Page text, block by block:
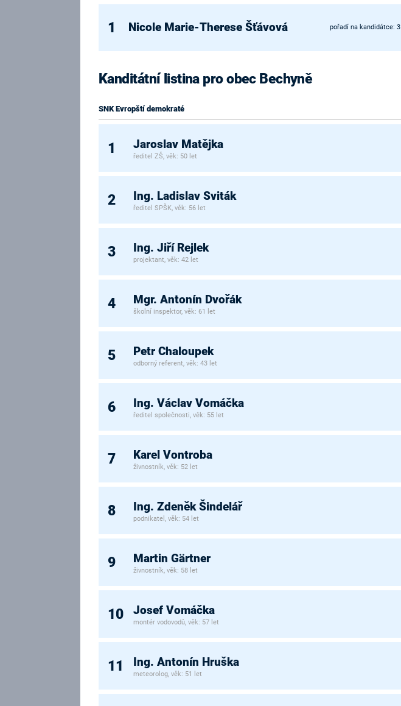
1 Nicole Marie-Therese Šťávová pořadí na kandidátce: 3
Kanditátní listina pro obec Bechyně
SNK Evropští demokraté
1 Jaroslav Matějka
ředitel ZŠ, věk: 50 let
2 Ing. Ladislav Sviták
ředitel SPŠK, věk: 56 let
3 Ing. Jiří Rejlek
projektant, věk: 42 let
4 Mgr. Antonín Dvořák
školní inspektor, věk: 61 let
5 Petr Chaloupek
odborný referent, věk: 43 let
6 Ing. Václav Vomáčka
ředitel společnosti, věk: 55 let
7 Karel Vontroba
živnostník, věk: 52 let
8 Ing. Zdeněk Šindelář
podnikatel, věk: 54 let
9 Martin Gärtner
živnostník, věk: 58 let
10 Josef Vomáčka
montér vodovodů, věk: 57 let
11 Ing. Antonín Hruška
meteorolog, věk: 51 let